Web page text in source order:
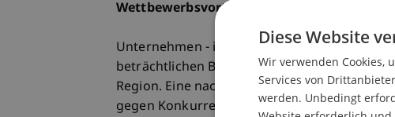
Wettbewerbsvorteilen im nationalen und
Unternehmen - insbesondere kleine und
beträchtlichen Beitrag zu Wachstum und
Region. Eine nachhaltige
gegen Konkurrenten aus dem In- und
Diese Website
Wir verwenden Cookies,
Services von
werden. Unbedingt